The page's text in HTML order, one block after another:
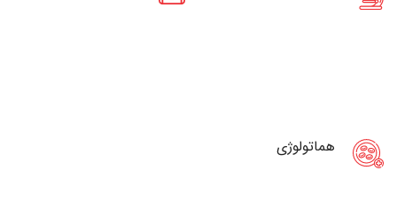
هماتولوژی